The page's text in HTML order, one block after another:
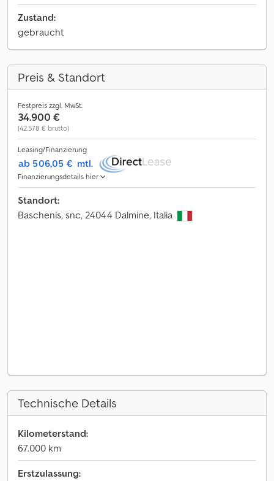
Zustand:
gebraucht
Preis & Standort
Festpreis zzgl. MwSt.
34.900 €
(42.578 € brutto)
Leasing/Finanzierung
ab 506,05 € mtl.
Finanzierungsdetails hier
Standort:
Baschenis, snc, 24044 Dalmine, Italia
Technische Details
Kilometerstand:
67.000 km
Erstzulassung: